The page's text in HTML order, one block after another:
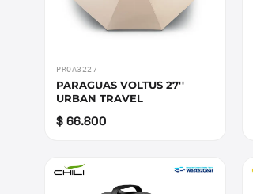
PROA3227
PARAGUAS VOLTUS 27''
URBAN TRAVEL
$ 66.800